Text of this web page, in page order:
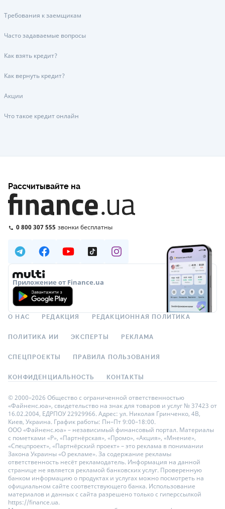
Требования к заемщикам
Часто задаваемые вопросы
Как взять кредит?
Как вернуть кредит?
Акции
Что такое кредит онлайн
Рассчитывайте на
0 800 307 555 звонки бесплатны
Приложение от Finance.ua
О НАС РЕДАКЦИЯ РЕДАКЦИОННАЯ ПОЛИТИКА
ПОЛИТИКА ИИ ЭКСПЕРТЫ РЕКЛАМА
СПЕЦПРОЕКТЫ ПРАВИЛА ПОЛЬЗОВАНИЯ
КОНФИДЕНЦИАЛЬНОСТЬ КОНТАКТЫ
© 2000–2026 Общество с ограниченной ответственностью
«Файненс.юа», свидетельство на знак для товаров и услуг № 37423 от
16.02.2004, ЕДРПОУ 22929966. Адрес: ул. Николая Гринченко, 4В,
Киев, Украина. График работы: Пн–Пт 9:00–18:00.
ООО «Файненс.юа» – независимый финансовый портал. Материалы
с пометками «Р», «Партнёрская», «Промо», «Акция», «Мнение»,
«Спецпроект», «Партнёрский проект» – это реклама в понимании
Закона Украины «О рекламе». За содержание рекламы
ответственность несёт рекламодатель. Информация на данной
странице не является рекламой банковских услуг. Проверенную
банком информацию о продуктах и услугах можно посмотреть на
официальном сайте соответствующего банка. Использование
материалов и данных с сайта разрешено только с гиперссылкой
https://finance.ua.